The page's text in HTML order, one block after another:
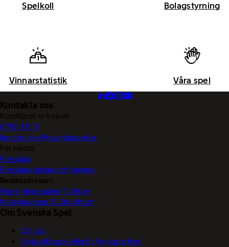
Spelkoll Bolagstyrning
Vinnarstatistik Våra spel
Kontakta oss
Kundtjänst och växel:
0770-11 11 11
kundservice@svenskaspel.se
För media:
Pressjour
Pressjour vinster och vinnare
Besöksadresser:
Norra Hansegatan 17, Visby
Katarinavägen 15, Stockholm
Om Svenska Spel
Om oss
Börja sälja spel eller bli Vegaspartner